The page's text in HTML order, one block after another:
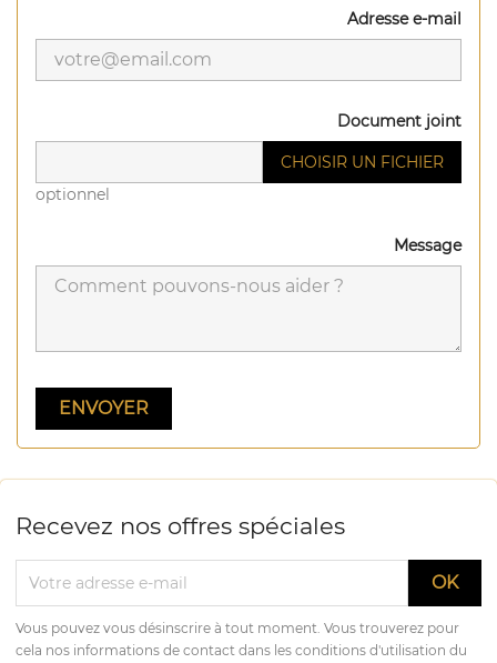
Adresse e-mail
Document joint
CHOISIR UN FICHIER
optionnel
Message
Recevez nos offres spéciales
Vous pouvez vous désinscrire à tout moment. Vous trouverez pour
cela nos informations de contact dans les conditions d'utilisation du